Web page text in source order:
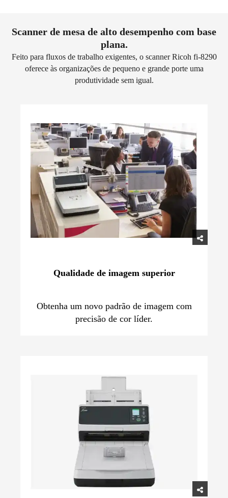
Scanner de mesa de alto desempenho com base
plana.
Feito para fluxos de trabalho exigentes, o scanner Ricoh fi-8290
oferece às organizações de pequeno e grande porte uma
produtividade sem igual.
Qualidade de imagem superior
Obtenha um novo padrão de imagem com
precisão de cor líder.